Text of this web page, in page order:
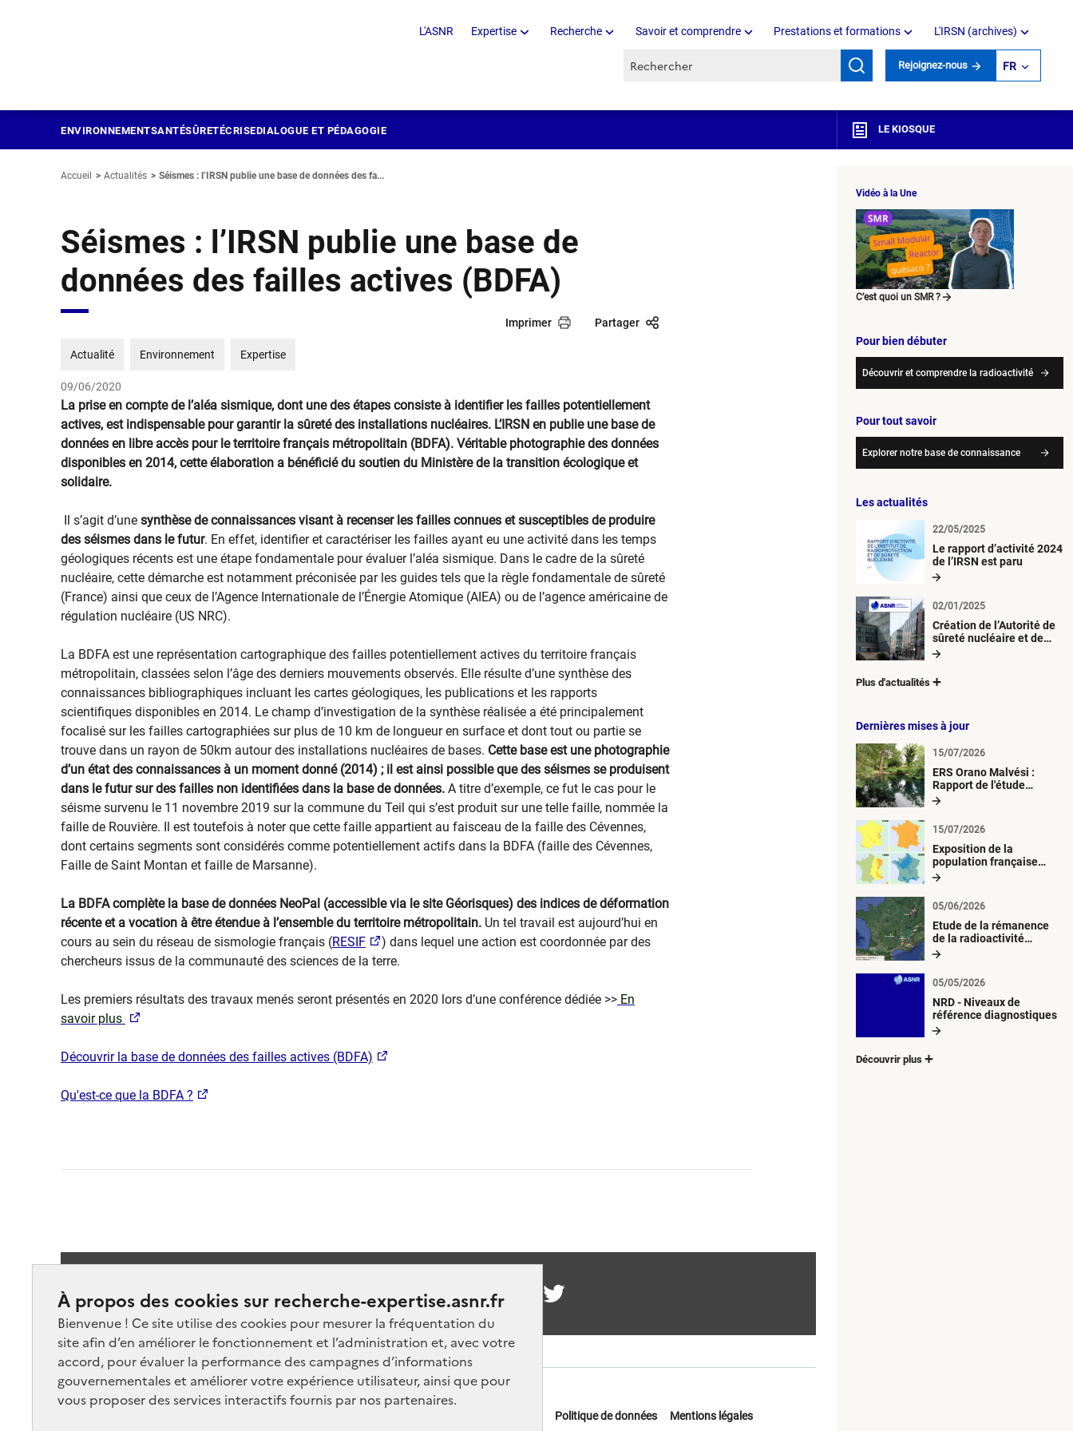
À propos des cookies sur recherche-expertise.asnr.fr
Bienvenue ! Ce site utilise des cookies pour mesurer la fréquentation du
site afin d’en améliorer le fonctionnement et l’administration et, avec votre
accord, pour évaluer la performance des campagnes d’informations
gouvernementales et améliorer votre expérience utilisateur, ainsi que pour
vous proposer des services interactifs fournis par nos partenaires.
L'ASNR Expertise Recherche Savoir et comprendre Prestations et formations L'IRSN (archives)
Recherche par mots clés Rejoignez-nous FR
ENVIRONNEMENTSANTÉSÛRETÉCRISEDIALOGUE ET PÉDAGOGIE LE KIOSQUE
Accueil Actualités Séismes : l’IRSN publie une base de données des fa...
Séismes : l’IRSN publie une base de
données des failles actives (BDFA)
Imprimer Partager
Actualité Environnement Expertise
09/06/2020
​​La prise en compte de l’aléa sismique,​ dont une des étapes consiste à identifier les failles potentiellement
actives, est indispensable pour garantir la sûreté des installations nucléaires. L’IRSN en publie une base de
données en libre accès pour le territoire français métropolitain (BDFA). Véritable photographie des données
disponibles en 2014, cette élaboration a bénéficié du soutien du Ministère de la transition écologique et
solidaire.
Il s’agit d’une synthèse de connaissances visant à recenser les failles connues et susceptibles de produire
des séismes dans le futur. En effet, identifier et caractériser les failles ayant eu une activité dans les temps
géologiques récents est une étape fondamentale pour évaluer l’aléa sismique. Dans le cadre de la sûreté
nucléaire, cette démarche est notamment préconisée par les guides tels que la règle fondamentale de sûreté
(France) ainsi que ceux de l’Agence Internationale de l’Énergie Atomique (AIEA) ou de l’agence américaine de
régulation nucléaire (US NRC).
La BDFA est une représentation cartographique des failles potentiellement actives du territoire français
métropolitain, classées selon l’âge des derniers mouvements observés. Elle résulte d’une synthèse des
connaissances bibliographiques incluant les cartes géologiques, les publications et les rapports
scientifiques disponibles en 2014. Le champ d’investigation de la synthèse réalisée a été principalement
focalisé sur les failles cartographiées sur plus de 10 km de longueur en surface et dont tout ou partie se
trouve dans un rayon de 50km autour des installations nucléaires de bases. Cette base est une photographie
d’un état des connaissances à un moment donné (2014) ; il est ainsi possible que des séismes se produisent
dans le futur sur des failles non identifiées dans la base de données. A titre d’exemple, ce fut le cas pour le
séisme survenu le 11 novembre 2019 sur la commune du Teil qui s’est produit sur une telle faille, nommée la
faille de Rouvière. Il est toutefois à noter que cette faille appartient au faisceau de la faille des Cévennes,
dont certains segments sont considérés comme potentiellement actifs dans la BDFA (faille des Cévennes,
Faille de Saint Montan et faille de Marsanne).
La BDFA complète la base de données NeoPal (accessible via le site Géorisques) des indices de déformation
récente et a vocation à être étendue à l’ensemble du territoire métropolitain. Un tel travail est aujourd’hui en
cours au sein du réseau de sismologie français (RESIF
) dans lequel une action est coordonnée par des
chercheurs issus de la communauté des sciences de la terre.
Les premiers résultats des travaux menés seront présentés en 2020 lors d’une conférence dédiée >> En
savoir plus
Découvrir la base de données des failles actives (BDFA)​
Qu'est-ce que la BDFA ?​
Vidéo à la Une
C’est quoi un SMR ?
Pour bien débuter
Découvrir et comprendre la radioactivité
Pour tout savoir
Explorer notre base de connaissance
Les actualités
Le rapport d’activité 2024
de l’IRSN est paru
22/05/2025
Création de l’Autorité de
sûreté nucléaire et de
radioprotection (ASNR)
02/01/2025
Plus d'actualités
Dernières mises à jour
ERS Orano Malvési :
Rapport de l'étude
radiologique du milieu
15/07/2026
Exposition de la
population française
métropolitaine aux
atmosphériques
radioactives depuis 1945
15/07/2026
Etude de la rémanence
de la radioactivité
d’origine artificielle
05/06/2026
NRD - Niveaux de
référence diagnostiques
05/05/2026
Découvrir plus
Suivez-nous
Politique de données Mentions légales